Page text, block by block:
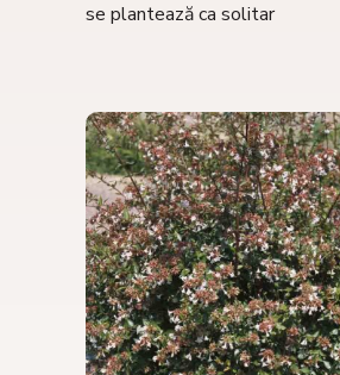
se plantează ca solitar